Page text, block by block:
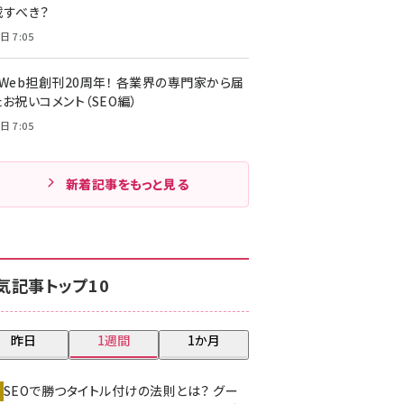
べき？
7:05
担創刊20周年！ 各業界の専門家から届
祝いコメント（SEO編）
7:05
新着記事をもっと見る
記事トップ10
昨日 1週間 1か月
SEOで勝つタイトル付けの法則とは？ グー